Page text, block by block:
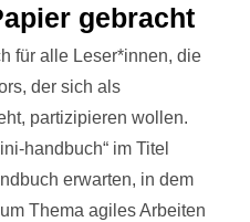
gebracht
für alle Leser*innen, die
der sich als
partizipieren wollen.
handbuch“ im Titel
erwarten, in dem
Thema agiles Arbeiten